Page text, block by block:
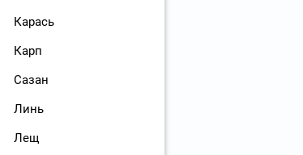
Карась
Карп
Сазан
Линь
Лещ